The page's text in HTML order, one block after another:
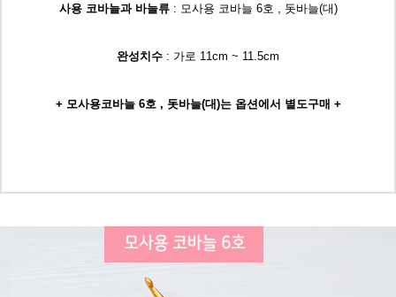
사용 코바늘과 바늘류: 모사용 코바늘 6호 , 돗바늘(대)
완성치수 : 가로 11cm ~ 11.5cm
+ 모사용코바늘 6호 , 돗바늘(대)는 옵션에서 별도구매 +